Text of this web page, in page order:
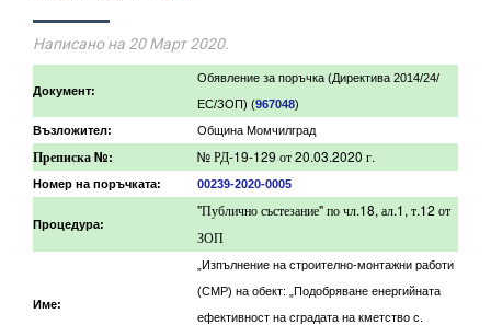
Написано на 20 Март 2020.
Документ:
Обявление за поръчка (Директива 2014/24/
ЕС/ЗОП) (967048)
Възложител:
Община Момчилград
Преписка №: № РД-19-129 от 20.03.2020 г.
Номер на поръчката: 00239-2020-0005
Процедура:
"Публично състезание" по чл.18, ал.1, т.12 от
ЗОП
Име:
„Изпълнение на строително-монтажни работи
(СМР) на обект: „Подобряване енергийната
ефективност на сградата на кметство с.